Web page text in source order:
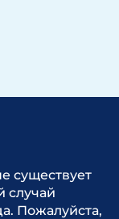
существует
случай
Пожалуйста,